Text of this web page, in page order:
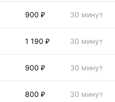
900 ₽ 30 минут
1 190 ₽ 30 минут
900 ₽ 30 минут
800 ₽ 30 минут